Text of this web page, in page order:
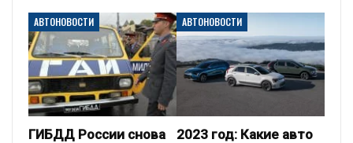
АВТОНОВОСТИ
ГИБДД России снова
АВТОНОВОСТИ
2023 год: Какие авто